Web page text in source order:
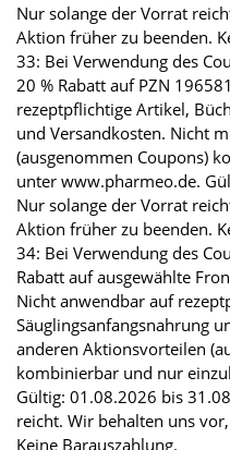
Nur solange der Vorrat
Aktion früher zu beenden.
33: Bei Verwendung des
20 % Rabatt auf PZN
rezeptpflichtige Artikel,
und Versandkosten. Nicht
(ausgenommen Coupons)
unter www.pharmeo.de.
Nur solange der Vorrat
Aktion früher zu beenden.
34: Bei Verwendung des
Rabatt auf ausgewählte
Nicht anwendbar auf
Säuglingsanfangsnahrung
anderen Aktionsvorteilen
kombinierbar und nur
Gültig: 01.08.2026 bis
reicht. Wir behalten uns
Keine Barauszahlung.